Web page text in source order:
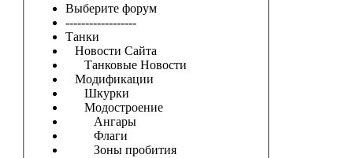
Выберите форум
------------------
Танки
Новости Сайта
Танковые Новости
Модификации
Шкурки
Модостроение
Ангары
Флаги
Зоны пробития